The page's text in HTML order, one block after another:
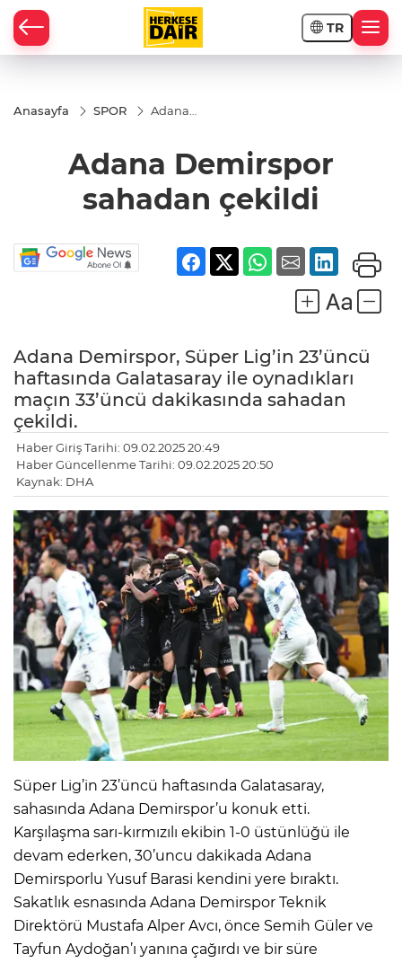
TR
Anasayfa SPOR
Adana
çekildi
Adana Demirspor
sahadan çekildi
Adana Demirspor, Süper Lig’in 23’üncü
haftasında Galatasaray ile oynadıkları
maçın 33’üncü dakikasında sahadan
çekildi.
Haber Giriş Tarihi: 09.02.2025 20:49
Haber Güncellenme Tarihi: 09.02.2025 20:50
Kaynak: DHA
Süper Lig’in 23’üncü haftasında Galatasaray,
sahasında Adana Demirspor’u konuk etti.
Karşılaşma sarı-kırmızılı ekibin 1-0 üstünlüğü ile
devam ederken, 30’uncu dakikada Adana
Demirsporlu Yusuf Barasi kendini yere bıraktı.
Sakatlık esnasında Adana Demirspor Teknik
Direktörü Mustafa Alper Avcı, önce Semih Güler ve
Tayfun Aydoğan’ı yanına çağırdı ve bir süre